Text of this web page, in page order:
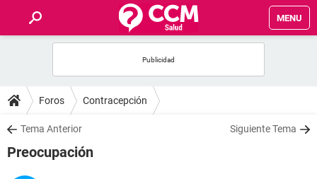
MENU
FOROS
SALUD
Foros Contracepción
Tema Anterior Siguiente Tema
Preocupación